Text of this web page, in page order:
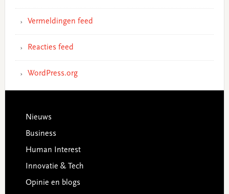
Vermeldingen feed
Reacties feed
WordPress.org
Footer
Nieuws
Business
Human Interest
Innovatie & Tech
Opinie en blogs